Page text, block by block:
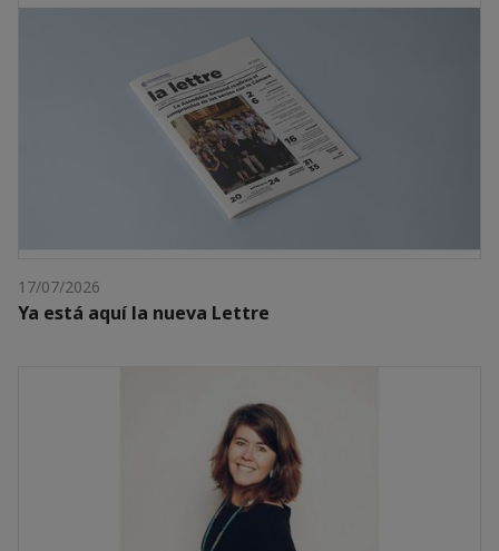
17/07/2026
Ya está aquí la nueva Lettre